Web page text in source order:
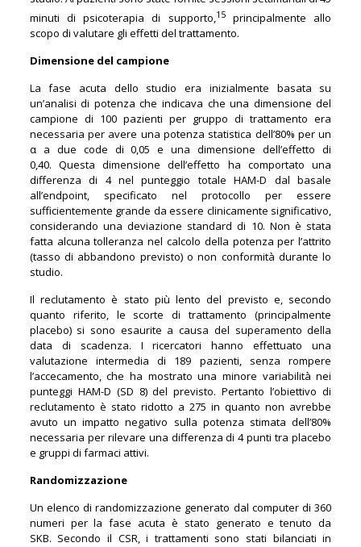
minuti di psicoterapia di supporto,15principalmente allo
scopo di valutare gli effetti del trattamento.
Dimensione del campione
La fase acuta dello studio era inizialmente basata su
un’analisi di potenza che indicava che una dimensione del
campione di 100 pazienti per gruppo di trattamento era
necessaria per avere una potenza statistica dell’80% per un
α a due code di 0,05 e una dimensione dell’effetto di
0,40. Questa dimensione dell’effetto ha comportato una
differenza di 4 nel punteggio totale HAM-D dal basale
all’endpoint, specificato nel protocollo per essere
sufficientemente grande da essere clinicamente significativo,
considerando una deviazione standard di 10. Non è stata
fatta alcuna tolleranza nel calcolo della potenza per l’attrito
(tasso di abbandono previsto) o non conformità durante lo
studio.
Il reclutamento è stato più lento del previsto e, secondo
quanto riferito, le scorte di trattamento (principalmente
placebo) si sono esaurite a causa del superamento della
data di scadenza. I ricercatori hanno effettuato una
valutazione intermedia di 189 pazienti, senza rompere
l’accecamento, che ha mostrato una minore variabilità nei
punteggi HAM-D (SD 8) del previsto. Pertanto l’obiettivo di
reclutamento è stato ridotto a 275 in quanto non avrebbe
avuto un impatto negativo sulla potenza stimata dell’80%
necessaria per rilevare una differenza di 4 punti tra placebo
e gruppi di farmaci attivi.
Randomizzazione
Un elenco di randomizzazione generato dal computer di 360
numeri per la fase acuta è stato generato e tenuto da
SKB. Secondo il CSR, i trattamenti sono stati bilanciati in